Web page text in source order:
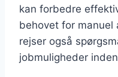
kan forbedre
behovet for
rejser også
jobmuligheder